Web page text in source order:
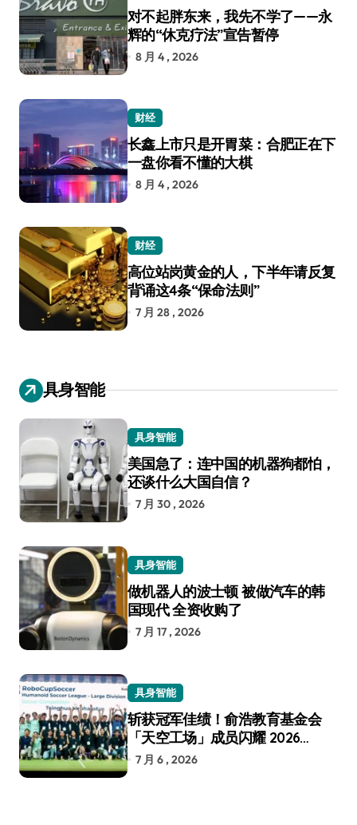
对不起胖东来，我先不学了——永
辉的“休克疗法”宣告暂停
8 月 4 , 2026
财经
长鑫上市只是开胃菜：合肥正在下
一盘你看不懂的大棋
8 月 4 , 2026
财经
高位站岗黄金的人，下半年请反复
背诵这4条“保命法则”
7 月 28 , 2026
具身智能
具身智能
美国急了：连中国的机器狗都怕，
还谈什么大国自信？
7 月 30 , 2026
具身智能
做机器人的波士顿 被做汽车的韩
国现代 全资收购了
7 月 17 , 2026
具身智能
斩获冠军佳绩！俞浩教育基金会
「天空工场」成员闪耀 2026
RoboCup 机器人世界杯
7 月 6 , 2026